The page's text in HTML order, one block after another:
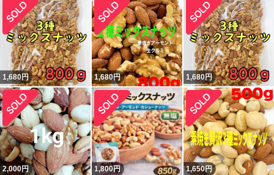
1,680円 1,680円 1,680円
2,000円 1,800円 1,650円